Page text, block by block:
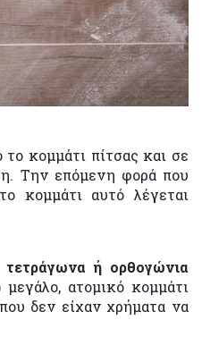
κομμάτι πίτσας και σε
Την επόμενη φορά που
κομμάτι αυτό λέγεται
ή ορθογώνια
ατομικό κομμάτι
δεν είχαν χρήματα να